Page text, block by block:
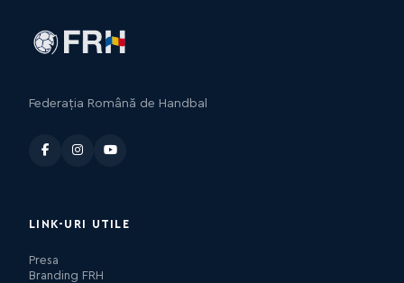
Federația Română de Handbal
LINK-URI UTILE
Presa
Branding FRH